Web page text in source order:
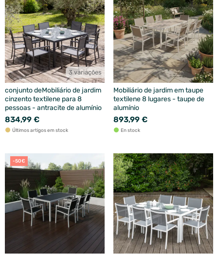
3 variações
conjunto deMobiliário de jardim
cinzento textilene para 8
pessoas - antracite de alumínio
834,99 €
Últimos artigos em stock
Mobiliário de jardim em taupe
textilene 8 lugares - taupe de
alumínio
893,99 €
En stock
-50€